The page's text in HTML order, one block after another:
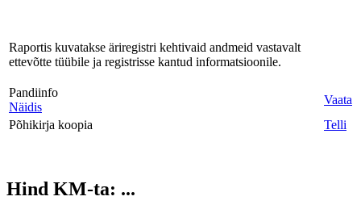
Raportis kuvatakse äriregistri kehtivaid andmeid vastavalt
ettevõtte tüübile ja registrisse kantud informatsioonile.
Pandiinfo
Näidis
Vaata
Põhikirja koopia
Telli
Hind KM-ta: ...